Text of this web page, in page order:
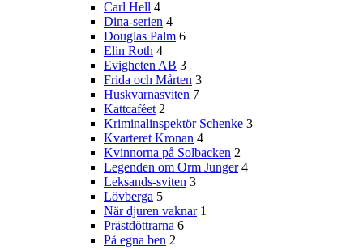
Carl Hell 4
Dina-serien 4
Douglas Palm 6
Elin Roth 4
Evigheten AB 3
Frida och Mårten 3
Huskvarnasviten 7
Kattcaféet 2
Kriminalinspektör Schenke 3
Kvarteret Kronan 4
Kvinnorna på Solbacken 2
Legenden om Orm Junger 4
Leksands-sviten 3
Lövberga 5
När djuren vaknar 1
Prästdöttrarna 6
På egna ben 2